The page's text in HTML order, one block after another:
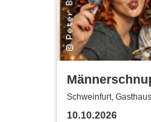
Schweinfurt,
10.10.2026